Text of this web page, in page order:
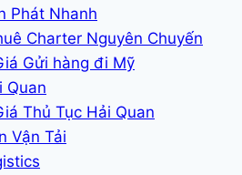
Phát Nhanh
Charter Nguyên Chuyến
Gửi hàng đi Mỹ
Quan
Thủ Tục Hải Quan
Vận Tải